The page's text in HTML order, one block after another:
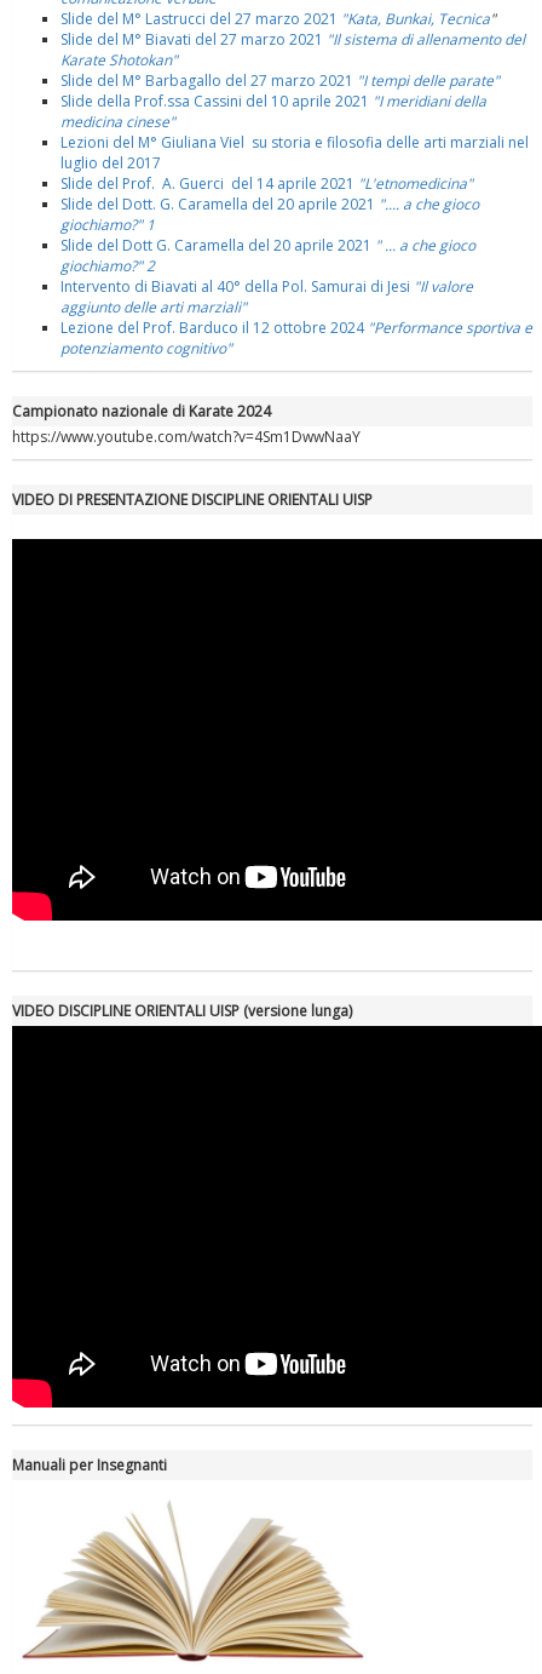
Slide del M° Lastrucci del 27 marzo 2021 "Kata, Bunkai, Tecnica"
Slide del M° Biavati del 27 marzo 2021 "Il sistema di allenamento del
Karate Shotokan"
Slide del M° Barbagallo del 27 marzo 2021 "I tempi delle parate"
Slide della Prof.ssa Cassini del 10 aprile 2021 "I meridiani della
medicina cinese"
Lezioni del M° Giuliana Viel su storia e filosofia delle arti marziali nel
luglio del 2017
Slide del Prof. A. Guerci del 14 aprile 2021 "L'etnomedicina"
Slide del Dott. G. Caramella del 20 aprile 2021 ".... a che gioco
giochiamo?" 1
Slide del Dott G. Caramella del 20 aprile 2021 " ... a che gioco
giochiamo?" 2
Intervento di Biavati al 40° della Pol. Samurai di Jesi "Il valore
aggiunto delle arti marziali"
Lezione del Prof. Barduco il 12 ottobre 2024"Performance sportiva e
potenziamento cognitivo"
Campionato nazionale di Karate 2024
https://www.youtube.com/watch?v=4Sm1DwwNaaY
VIDEO DI PRESENTAZIONE DISCIPLINE ORIENTALI UISP
VIDEO DISCIPLINE ORIENTALI UISP (versione lunga)
Manuali per Insegnanti